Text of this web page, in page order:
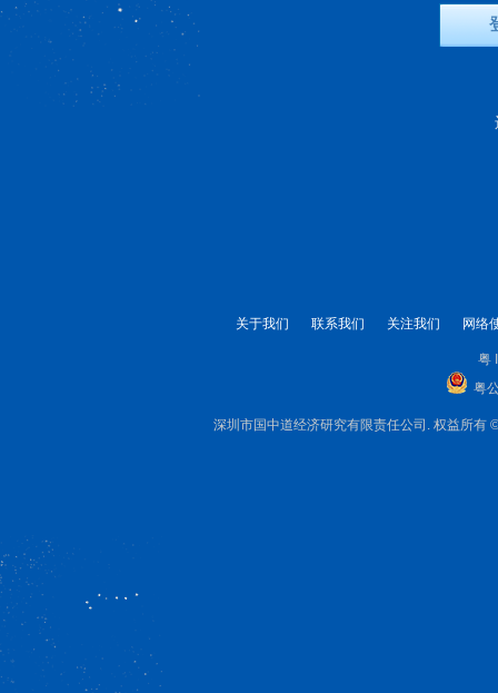
关于我们 联系我们 关注我们 网络
粤
粤
深圳市国中道经济研究有限责任公司. 权益所